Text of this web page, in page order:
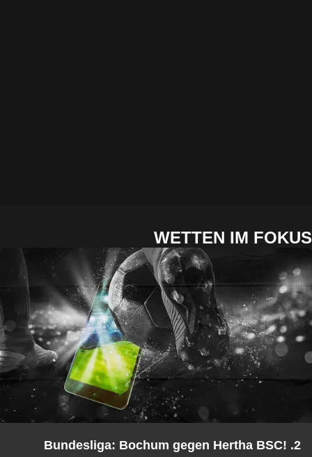
WETTEN IM FOKUS
2. Bundesliga: Bochum gegen Hertha BSC!